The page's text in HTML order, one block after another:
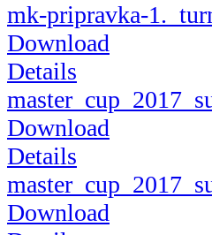
mk-pripravka-
Download
Details
Download
Details
Download